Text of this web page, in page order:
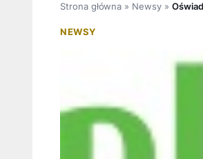
Strona główna » Newsy»
NEWSY